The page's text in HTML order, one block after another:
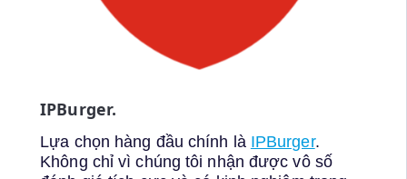
IPBurger.
Lựa chọn hàng đầu chính là IPBurger.
Không chỉ vì chúng tôi nhận được vô số